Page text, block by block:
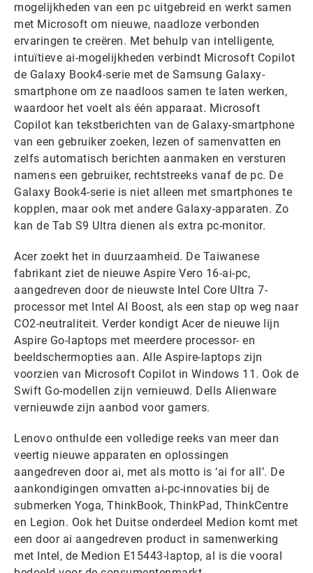
mogelijkheden van een pc uitgebreid en werkt samen
met Microsoft om nieuwe, naadloze verbonden
ervaringen te creëren. Met behulp van intelligente,
intuïtieve ai-mogelijkheden verbindt Microsoft Copilot
de Galaxy Book4-serie met de Samsung Galaxy-
smartphone om ze naadloos samen te laten werken,
waardoor het voelt als één apparaat. Microsoft
Copilot kan tekstberichten van de Galaxy-smartphone
van een gebruiker zoeken, lezen of samenvatten en
zelfs automatisch berichten aanmaken en versturen
namens een gebruiker, rechtstreeks vanaf de pc. De
Galaxy Book4-serie is niet alleen met smartphones te
kopplen, maar ook met andere Galaxy-apparaten. Zo
kan de Tab S9 Ultra dienen als extra pc-monitor.
Acer zoekt het in duurzaamheid. De Taiwanese
fabrikant ziet de nieuwe Aspire Vero 16-ai-pc,
aangedreven door de nieuwste Intel Core Ultra 7-
processor met Intel AI Boost, als een stap op weg naar
CO2-neutraliteit. Verder kondigt Acer de nieuwe lijn
Aspire Go-laptops met meerdere processor- en
beeldschermopties aan. Alle Aspire-laptops zijn
voorzien van Microsoft Copilot in Windows 11. Ook de
Swift Go-modellen zijn vernieuwd. Dells Alienware
vernieuwde zijn aanbod voor gamers.
Lenovo onthulde een volledige reeks van meer dan
veertig nieuwe apparaten en oplossingen
aangedreven door ai, met als motto is ‘ai for all’. De
aankondigingen omvatten ai-pc-innovaties bij de
submerken Yoga, ThinkBook, ThinkPad, ThinkCentre
en Legion. Ook het Duitse onderdeel Medion komt met
een door ai aangedreven product in samenwerking
met Intel, de Medion E15443-laptop, al is die vooral